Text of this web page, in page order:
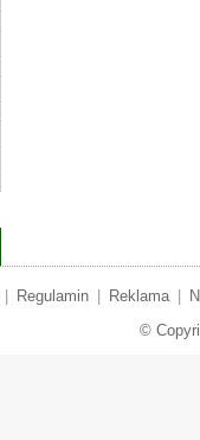
Regulamin Reklama
©